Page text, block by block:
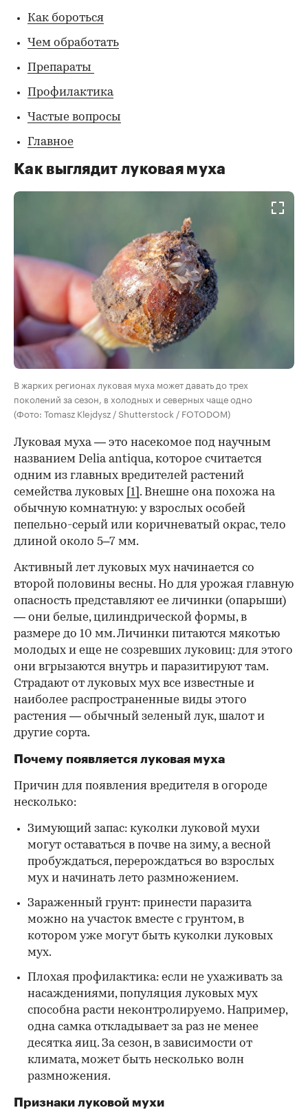
Как бороться
Чем обработать
Препараты
Профилактика
Частые вопросы
Главное
Как выглядит луковая муха
В жарких регионах луковая муха может давать до трех
поколений за сезон, в холодных и северных чаще одно
(Фото: Tomasz Klejdysz / Shutterstock / FOTODOM)
00:00
Луковая муха — это насекомое под научным
названием Delia antiqua, которое считается
одним из главных вредителей растений
семейства луковых [1] . Внешне она похожа на
обычную комнатную: у взрослых особей
пепельно-серый или коричневатый окрас, тело
длиной около 5–7 мм.
Активный лет луковых мух начинается со
второй половины весны. Но для урожая главную
опасность представляют ее личинки (опарыши)
— они белые, цилиндрической формы, в
размере до 10 мм. Личинки питаются мякотью
молодых и еще не созревших луковиц: для этого
они вгрызаются внутрь и паразитируют там.
Страдают от луковых мух все известные и
наиболее распространенные виды этого
растения — обычный зеленый лук, шалот и
другие сорта.
Почему появляется луковая муха
Причин для появления вредителя в огороде
несколько:
Зимующий запас: куколки луковой мухи
могут оставаться в почве на зиму, а весной
пробуждаться, перерождаться во взрослых
мух и начинать лето размножением.
Зараженный грунт: принести паразита
можно на участок вместе с грунтом, в
котором уже могут быть куколки луковых
мух.
Плохая профилактика: если не ухаживать за
насаждениями, популяция луковых мух
способна расти неконтролируемо. Например,
одна самка откладывает за раз не менее
десятка яиц. За сезон, в зависимости от
климата, может быть несколько волн
размножения.
Признаки луковой мухи